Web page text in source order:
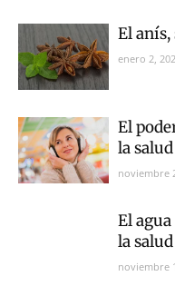
El
enero 2,
El
la
noviembre
El
la salud
noviembre